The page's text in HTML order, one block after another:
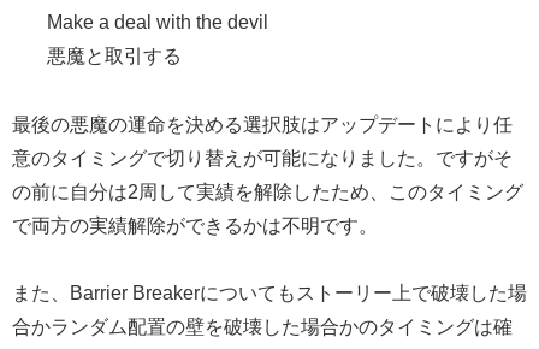
Make a deal with the devil
悪魔と取引する
最後の悪魔の運命を決める選択肢はアップデートにより任
意のタイミングで切り替えが可能になりました。ですがそ
の前に自分は2周して実績を解除したため、このタイミング
で両方の実績解除ができるかは不明です。
また、Barrier Breakerについてもストーリー上で破壊した場
合かランダム配置の壁を破壊した場合かのタイミングは確